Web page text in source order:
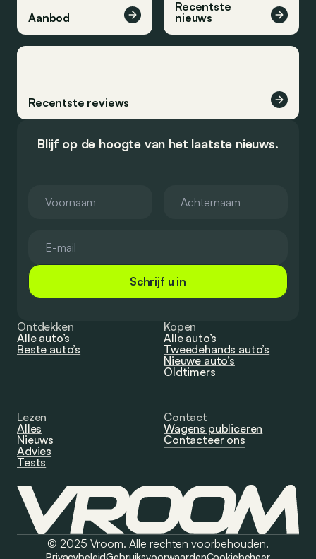
Aanbod
Recentste
nieuws
Recentste reviews
Blijf op de hoogte van het laatste nieuws.
Schrijf u in
Ontdekken
Alle auto’s
Beste auto’s
Kopen
Alle auto’s
Tweedehands auto’s
Nieuwe auto’s
Oldtimers
Lezen
Alles
Nieuws
Advies
Tests
Contact
Wagens publiceren
Contacteer ons
© 2025 Vroom. Alle rechten voorbehouden.
PrivacybeleidGebruiksvoorwaardenCookiebeheer